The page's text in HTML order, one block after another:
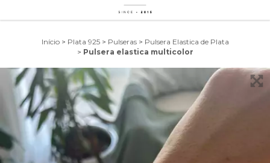
Início > Plata 925 > Pulseras > Pulsera Elastica de Plata
> Pulsera elastica multicolor